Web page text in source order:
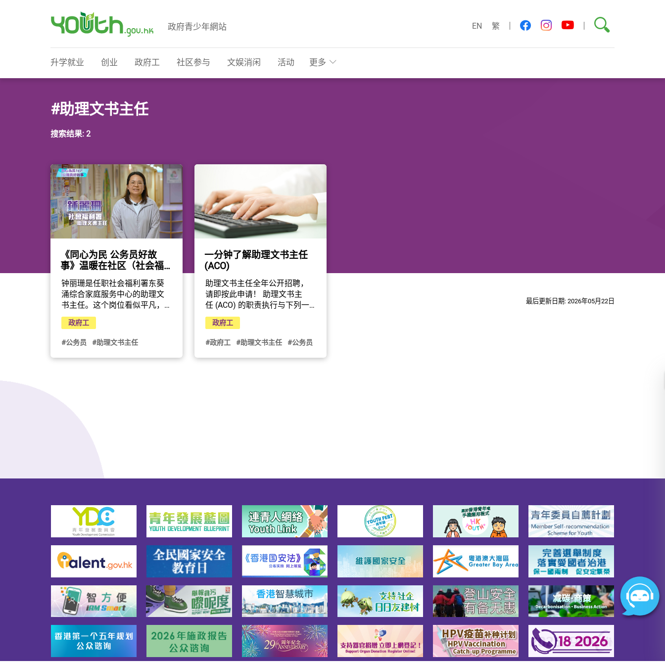
政府青少年網站 EN 繁 facebookinstagram
youtube
搜索
升学就业 创业 政府工 社区参与 文娱消闲 活动 更多
#助理文书主任
搜索结果: 2
《同心为民 公务员好故
事》温暖在社区（社会福
利署）
钟丽珊是任职社会福利署东葵
涌综合家庭服务中心的助理文
书主任。这个岗位看似平凡，
却连系社区和社会支援服务的
重要桥梁。无论是参与前线联
络工作、协助筹办兴趣小组，
抑或负责校对季刊，钟丽珊都
以细心、亲切和热诚做好每一
政府工
#公务员 #助理文书主任
一分钟了解助理文书主任
(ACO)
助理文书主任全年公开招聘，
请即按此申请！ 助理文书主
任 (ACO) 的职责执行与下列一
个或多个职能范围有关的一般
文书职责，其中可能涉及多类
范畴的职务：(a)一般办公室支
援服务；(b)人事；(c)财务及会
计；(d)顾客服务；(e)发牌及註
服。 薪酬及福利薪酬：总薪级
34,060元)。附带福利：例假；
医疗及牙科福利；房屋福利 入
职条件(i) 在香港中学文凭考试
五科考获第2级或同等或以上成
绩，其中一科为数学，或具同
等学历；或 (ii) 在香港中学会考
五科考获第2级／E级或以上成
绩，其中一科为数学，或具同
等学历；及符合语文能力要
求，即在香港中学文凭考试或
香港中学会考中国语文科和英
国语文科考获第2级或以上成
绩，或具同等成绩；及中文文
书处理速度达每分钟20字及英
政府工
#政府工 #助理文书主任 #公务员
最后更新日期: 2026年05月22日